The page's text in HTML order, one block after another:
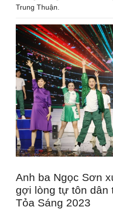
Trung Thuận.
Anh ba Ngọc Sơn
gợi lòng tự tôn dân
Tỏa Sáng 2023